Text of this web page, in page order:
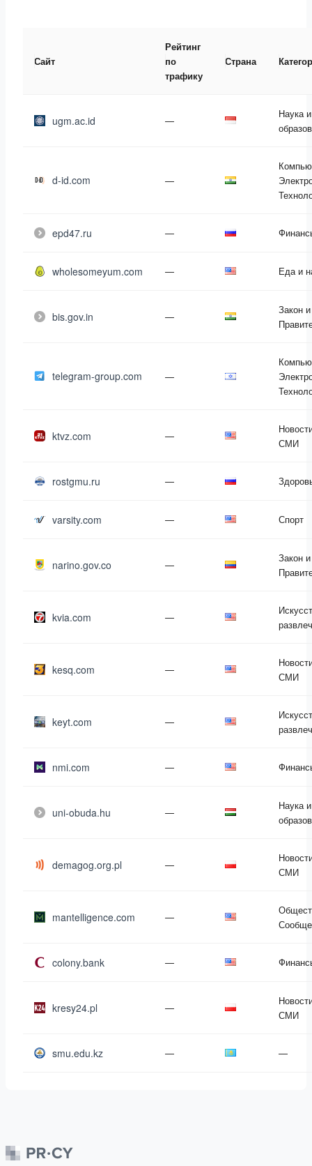
Сайт
Рейтинг
по
трафику
Страна
ugm.ac.id —
Наука и
d-id.com —
epd47.ru —
wholesomeyum.com — Еда и
bis.gov.in —
Закон и
telegram-group.com —
ktvz.com —
СМИ
rostgmu.ru —
varsity.com — Спорт
narino.gov.co —
Закон и
kvia.com —
kesq.com —
СМИ
keyt.com —
nmi.com —
uni-obuda.hu —
Наука и
demagog.org.pl —
СМИ
mantelligence.com —
colony.bank —
kresy24.pl —
СМИ
smu.edu.kz — —